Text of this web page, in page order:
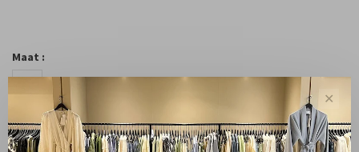
Maat :
Aantal: +
-
✕